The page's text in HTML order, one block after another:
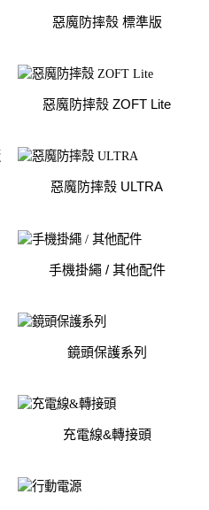
惡魔防摔殼 標準版
惡魔防摔殼 ZOFT Lite
惡魔防摔殼 ULTRA
手機掛繩 / 其他配件
鏡頭保護系列
充電線&轉接頭